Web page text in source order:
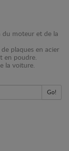
du moteur et de la
plaques en acier
en poudre.
la voiture.
Go!